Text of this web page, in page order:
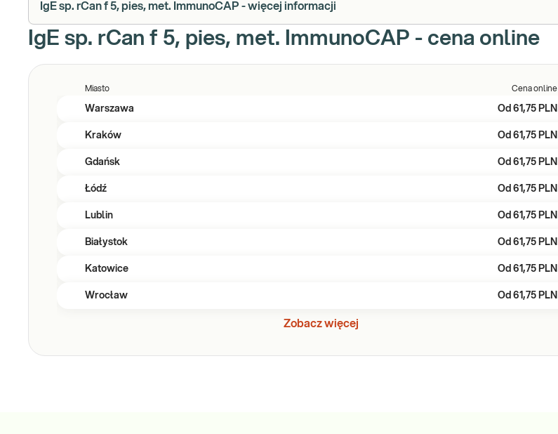
IgE sp. rCan f 5, pies, met. ImmunoCAP - więcej informacji
IgE sp. rCan f 5, pies, met. ImmunoCAP - cena online
Miasto Cena online
Warszawa Od 61,75 PLN
Kraków Od 61,75 PLN
Gdańsk Od 61,75 PLN
Łódź Od 61,75 PLN
Lublin Od 61,75 PLN
Białystok Od 61,75 PLN
Katowice Od 61,75 PLN
Wrocław Od 61,75 PLN
Zobacz więcej